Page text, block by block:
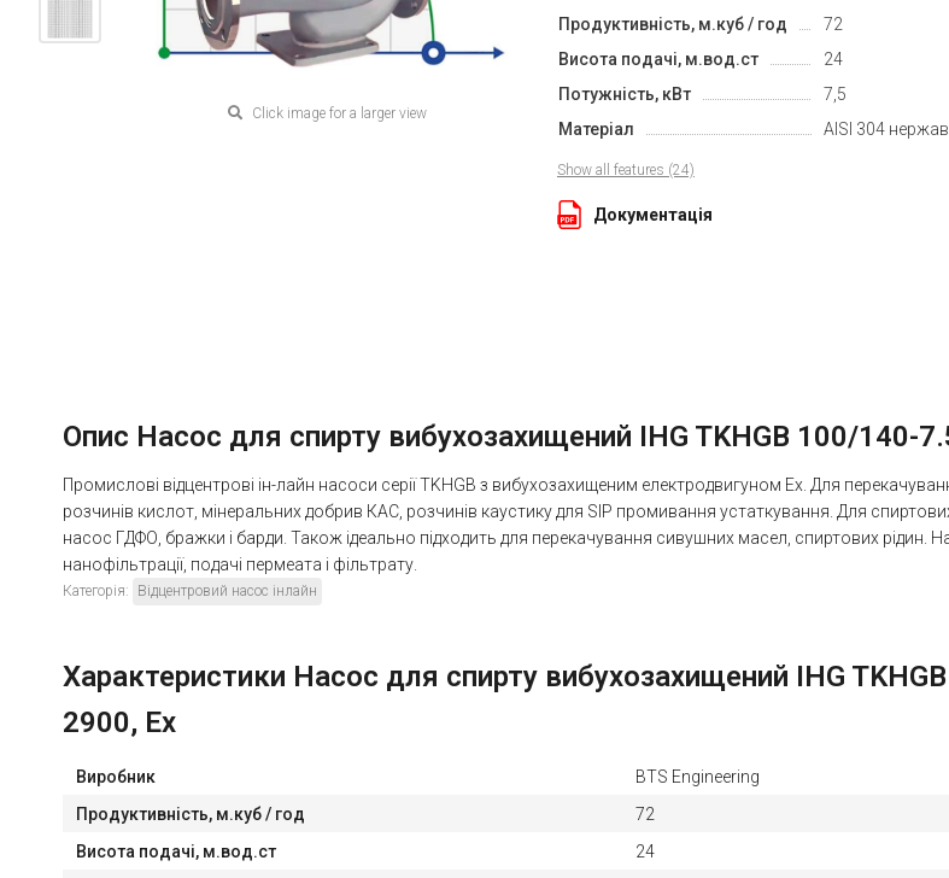
Click image for a larger view
Продуктивність, м.куб / год
72
Висота подачі, м.вод.ст
24
Потужність, кВт
7,5
Матеріал
AISI 304
Show all features (24)
Документація
Опис Насос для спирту вибухозахищений IHG TKHGB 100/140-
Промислові відцентрові ін-лайн насоси серії TKHGB з вибухозахищеним електродвигуном Ex. Для
розчинів кислот, мінеральних добрив КАС, розчинів каустику для SIP промивання устаткування. Для
насос ГДФО, бражки і барди. Також ідеально підходить для перекачування сивушних масел, спиртових рідин.
нанофільтрації, подачі пермеата і фільтрату.
Категорія: Відцентровий насос інлайн
Характеристики Насос для спирту вибухозахищений IHG
2900, Ex
Виробник
BTS Engineering
Продуктивність, м.куб / год
72
Висота подачі, м.вод.ст
24